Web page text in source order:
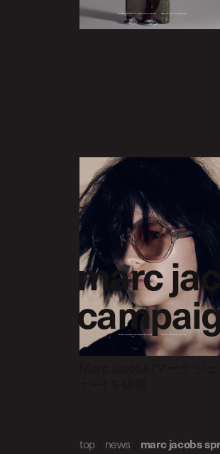
marc
top/ news marc jacobs